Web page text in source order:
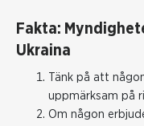
Fakta:
Ukraina
Tänk på att
uppmärksam på
Om någon